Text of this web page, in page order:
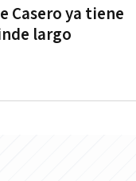
Casero ya tiene
largo